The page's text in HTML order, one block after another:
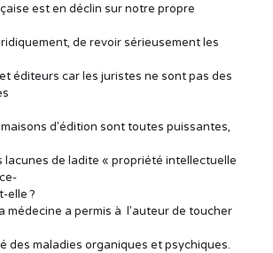
est en déclin sur notre propre
de revoir sérieusement les
éditeurs car les juristes ne sont pas des
d'édition sont toutes puissantes,
de ladite « propriété intellectuelle
elle ?
médecine a permis à l'auteur de toucher
des maladies organiques et psychiques.